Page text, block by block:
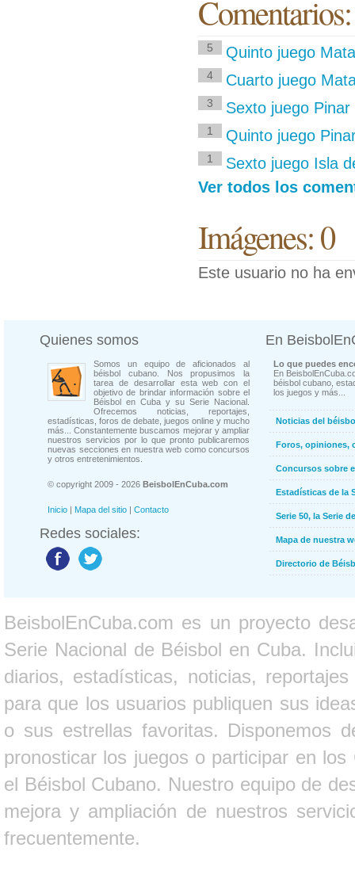
5 Quinto juego
4 Cuarto juego
3 Sexto juego
1 Quinto juego
1
Sexto juego Isla
Ver todos los
Imágenes: 0
Este usuario no ha
Quienes somos
Somos un equipo de aficionados al
béisbol cubano. Nos propusimos la
tarea de desarrollar esta web con el
objetivo de brindar información sobre el
Béisbol en Cuba y su Serie Nacional.
Ofrecemos noticias, reportajes,
estadísticas, foros de debate, juegos online y mucho
más... Constantemente buscamos mejorar y ampliar
nuestros servicios por lo que pronto publicaremos
nuevas secciones en nuestra web como concursos
y otros entretenimientos.
© copyright 2009 - 2026 BeisbolEnCuba.com
Inicio | Mapa del sitio | Contacto
Redes sociales:
En
Lo que puedes
En
béisbol cubano,
los juegos y más...
Noticias del
Foros, opiniones,
Concursos sobre
Estadísticas de la
Serie 50, la Serie
Mapa de nuestra
Directorio de
BeisbolEnCuba.com es un proyecto
Serie Nacional de Béisbol en Cuba.
diarios, estadísticas, noticias,
para que los usuarios publiquen sus
o sus estrellas favoritas. Disponemos
pronosticar los juegos o participar en
el Béisbol Cubano. Nuestro equipo de
mejora y ampliación de nuestros
frecuentemente.